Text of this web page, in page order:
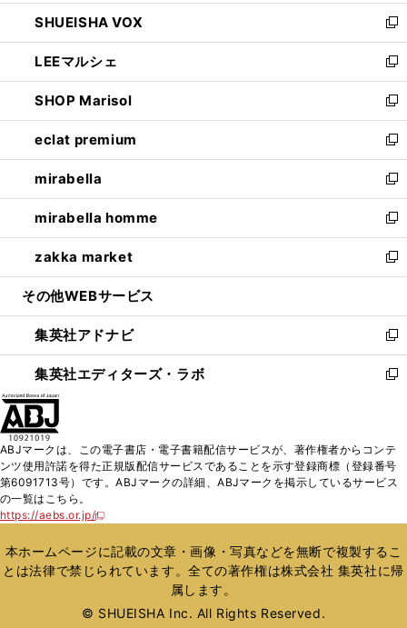
ウ
で
開
く
ン
ド
ウ
で
開
く
ウ
ィ
ン
ド
ウ
で
開
く
し
い
ウ
ィ
ン
ド
ウ
で
開
く
SHUEISHA VOX
新
し
い
ウ
ィ
ン
ド
ウ
で
開
く
LEEマルシェ
新
し
い
ウ
ィ
ン
ド
ウ
で
開
く
SHOP Marisol
新
し
い
ウ
ィ
ン
ド
ウ
で
開
eclat premium
新
し
い
ウ
ィ
ン
ド
ウ
開
く
mirabella
新
し
い
ウ
ィ
ン
ウ
で
開
く
mirabella homme
新
し
い
ウ
ン
ド
ウ
で
zakka market
新
し
ウ
ィ
ン
ド
く
その他WEBサービス
集英社アドナビ
新
し
い
ド
ウ
で
集英社エディターズ・ラボ
新
ィ
ン
ド
開
く
ABJマークは、この電子書店・電子書籍配信サービスが、著作権者からコンテ
ンツ使用許諾を得た正規版配信サービスであることを示す登録商標（登録番号
第6091713号）です。ABJマークの詳細、ABJマークを掲示しているサービス
の一覧はこちら。
https://aebs.or.jp/
新
い
ウ
ィ
ウ
本ホームページに記載の文章・画像・写真などを無断で複製するこ
とは法律で禁じられています。全ての著作権は株式会社 集英社に帰
属します。
© SHUEISHA Inc. All Rights Reserved.